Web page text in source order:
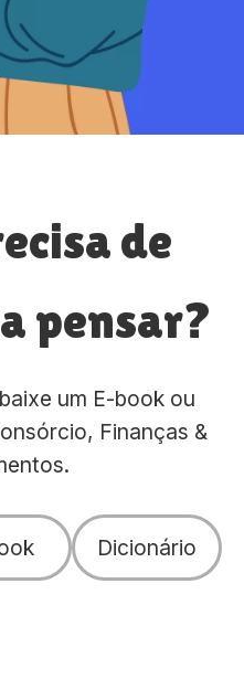
de
pensar?
um E-book ou
Finanças &
Dicionário